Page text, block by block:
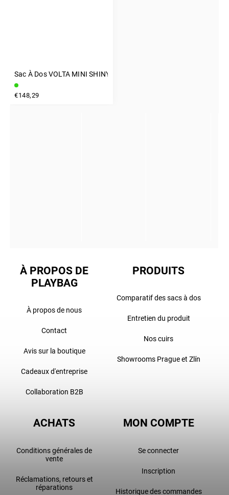
Sac À Dos VOLTA MINI SHINY GREY
€148,29
INSTAGRAM
À PROPOS DE
PLAYBAG
À propos de nous
Contact
Avis sur la boutique
Cadeaux d'entreprise
Collaboration B2B
PRODUITS
Comparatif des sacs à dos
Entretien du produit
Nos cuirs
Showrooms Prague et Zlín
ACHATS
Conditions générales de
vente
Réclamations, retours et
réparations
MON COMPTE
Se connecter
Inscription
Historique des commandes